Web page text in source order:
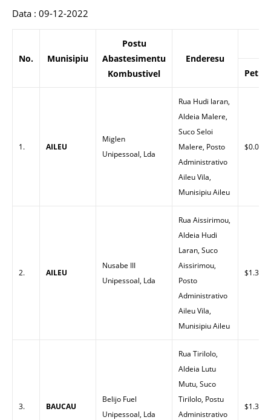
Data : 09-12-2022
No. Munisipiu
Postu
Abastesimentu
Kombustivel
Enderesu
Petrol
1. AILEU
Miglen
Unipessoal, Lda
Rua Hudi laran,
Aldeia Malere,
Suco Seloi
Malere, Posto
Administrativo
Aileu Vila,
Munisipiu Aileu
$0.00
2. AILEU
Nusabe III
Unipessoal, Lda
Rua Aissirimou,
Aldeia Hudi
Laran, Suco
Aissirimou,
Posto
Administrativo
Aileu Vila,
Munisipiu Aileu
$1.30
3. BAUCAU
Belijo Fuel
Unipessoal, Lda
Rua Tirilolo,
Aldeia Lutu
Mutu, Suco
Tirilolo, Postu
Administrativo
$1.30